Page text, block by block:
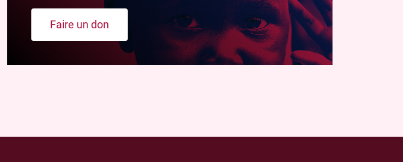
Faire un don